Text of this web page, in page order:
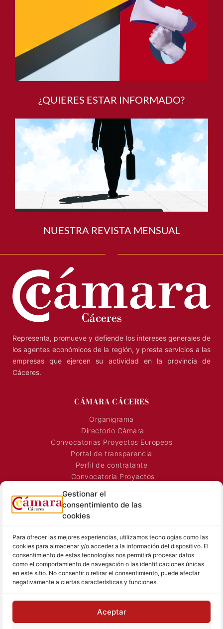
Gestionar el
consentimiento de las
cookies
Para ofrecer las mejores experiencias, utilizamos tecnologías como las
cookies para almacenar y/o acceder a la información del dispositivo. El
consentimiento de estas tecnologías nos permitirá procesar datos
como el comportamiento de navegación o las identificaciones únicas
en este sitio. No consentir o retirar el consentimiento, puede afectar
negativamente a ciertas características y funciones.
Aceptar
¿QUIERES ESTAR INFORMADO?
NUESTRA REVISTA MENSUAL
Representa, promueve y defiende los intereses generales de
los agentes económicos de la región, y presta servicios a las
empresas que ejercen su actividad en la provincia de
Cáceres.
CÁMARA CÁCERES
Organigrama
Directorio Cámara
Convocatorias Proyectos Europeos
Portal de transparencia
Perfil de contratante
Convocatoria Proyectos
Señalización Comercial
Contacto
SALA DE PRENSA
Noticias Cámara
Sala de prensa
Hemeroteca
TEXTOS LEGALES
Aviso Legal
Política de Privacidad
Política de Cookies